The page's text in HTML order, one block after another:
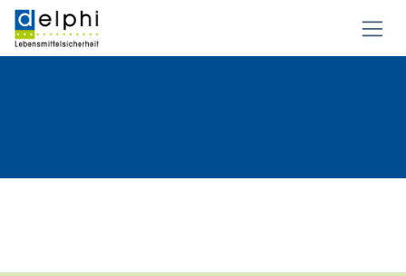
Zum Inhalt springen